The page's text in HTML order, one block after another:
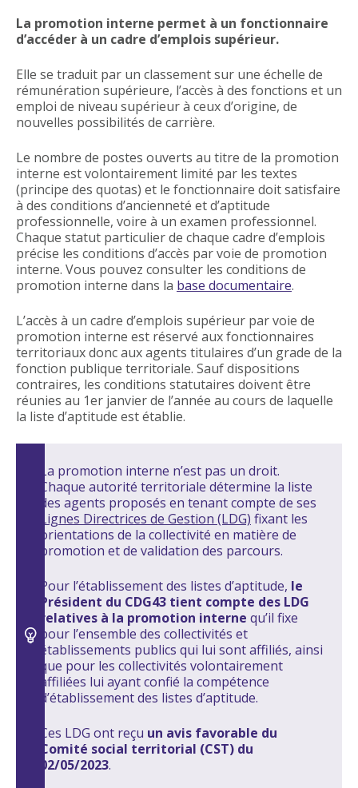
La promotion interne permet à un fonctionnaire
d’accéder à un cadre d’emplois supérieur.
Elle se traduit par un classement sur une échelle de
rémunération supérieure, l’accès à des fonctions et un
emploi de niveau supérieur à ceux d’origine, de
nouvelles possibilités de carrière.
Le nombre de postes ouverts au titre de la promotion
interne est volontairement limité par les textes
(principe des quotas) et le fonctionnaire doit satisfaire
à des conditions d’ancienneté et d’aptitude
professionnelle, voire à un examen professionnel.
Chaque statut particulier de chaque cadre d’emplois
précise les conditions d’accès par voie de promotion
interne. Vous pouvez consulter les conditions de
promotion interne dans la base documentaire.
L’accès à un cadre d’emplois supérieur par voie de
promotion interne est réservé aux fonctionnaires
territoriaux donc aux agents titulaires d’un grade de la
fonction publique territoriale. Sauf dispositions
contraires, les conditions statutaires doivent être
réunies au 1er janvier de l’année au cours de laquelle
la liste d’aptitude est établie.
La promotion interne n’est pas un droit.
Chaque autorité territoriale détermine la liste
des agents proposés en tenant compte de ses
Lignes Directrices de Gestion (LDG) fixant les
orientations de la collectivité en matière de
promotion et de validation des parcours.
Pour l’établissement des listes d’aptitude, le
Président du CDG43 tient compte des LDG
relatives à la promotion interne qu’il fixe
pour l’ensemble des collectivités et
établissements publics qui lui sont affiliés, ainsi
que pour les collectivités volontairement
affiliées lui ayant confié la compétence
d’établissement des listes d’aptitude.
Ces LDG ont reçu un avis favorable du
Comité social territorial (CST) du
02/05/2023.